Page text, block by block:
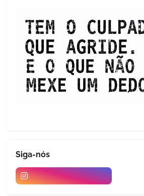
Siga-nós